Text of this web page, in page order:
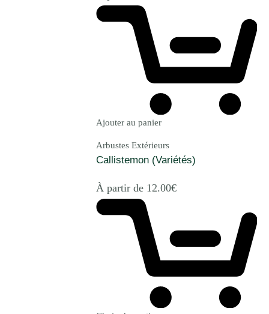
Ajouter au panier
Arbustes Extérieurs
Callistemon (Variétés)
À partir de 12.00€